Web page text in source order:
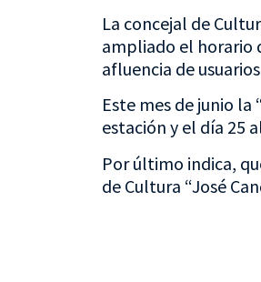
La concejal de
ampliado el horario
afluencia de
Este mes de junio la
estación y el día 25
Por último indica,
de Cultura “José